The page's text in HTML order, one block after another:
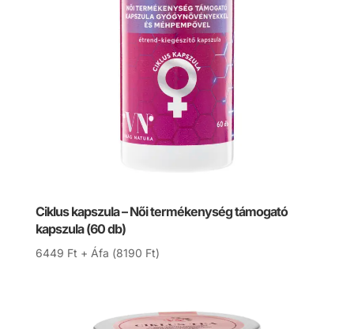
Ciklus kapszula – Női termékenység támogató
kapszula (60 db)
6449 Ft + Áfa (8190 Ft)